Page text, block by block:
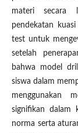
materi secara
pendekatan
test untuk
setelah
bahwa model
siswa dalam
menggunakan
signifikan dalam
norma serta